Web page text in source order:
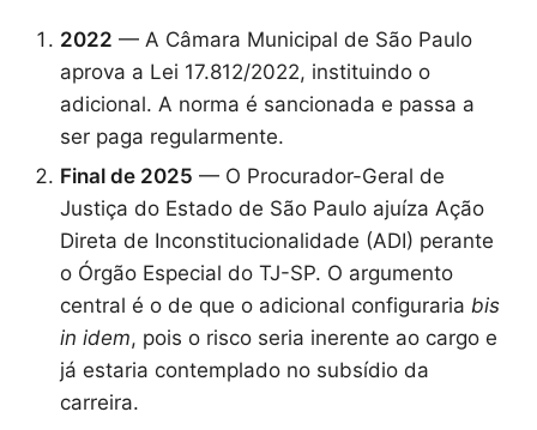
2022 — A Câmara Municipal de São Paulo
aprova a Lei 17.812/2022, instituindo o
adicional. A norma é sancionada e passa a
ser paga regularmente.
Final de 2025 — O Procurador-Geral de
Justiça do Estado de São Paulo ajuíza Ação
Direta de Inconstitucionalidade (ADI) perante
o Órgão Especial do TJ-SP. O argumento
central é o de que o adicional configuraria bis
in idem, pois o risco seria inerente ao cargo e
já estaria contemplado no subsídio da
carreira.